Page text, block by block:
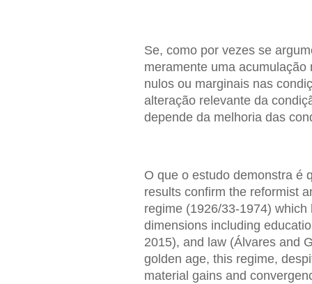
Se, como por vezes se
meramente uma
nulos ou marginais nas
alteração relevante da
depende da melhoria das
O que o estudo demonstra é
results confirm the reformist
regime (1926/33-1974)
dimensions including
2015), and law (Álvares and
golden age, this regime,
material gains and